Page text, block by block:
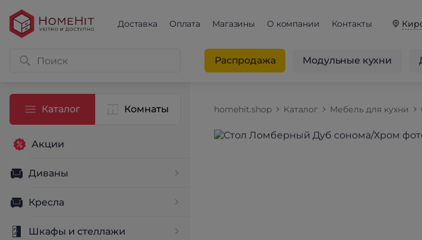
Доставка Оплата Магазины О компании Контакты
Распродажа Модульные кухни
Каталог Комнаты
Акции
Диваны
Кресла
Шкафы и стеллажи
homehit.shop Каталог Мебель для кухни